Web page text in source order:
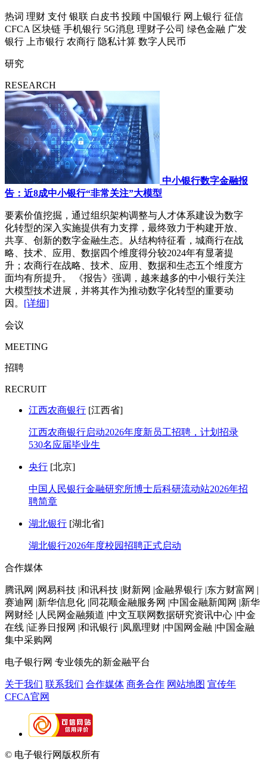
热词 理财 支付 银联 白皮书 投顾 中国银行 网上银行 征信
CFCA 区块链 手机银行 5G消息 理财子公司 绿色金融 广发
银行
上市银行 农商行 隐私计算 数字人民币
研究
RESEARCH
中小银行数字金融报
告：近8成中小银行“非常关注”大模型
要素价值挖掘，通过组织架构调整与人才体系建设为数字
化转型的深入实施提供有力支撑，最终致力于构建开放、
共享、创新的数字金融生态。从结构特征看，城商行在战
略、技术、应用、数据四个维度得分较2024年有显著提
升；农商行在战略、技术、应用、数据和生态五个维度方
面均有所提升。 《报告》强调，越来越多的中小银行关注
大模型技术进展，并将其作为推动数字化转型的重要动
因。 [详细]
会议
MEETING
招聘
RECRUIT
江西农商银行 [江西省]
江西农商银行启动2026年度新员工招聘，计划招录
530名应届毕业生
央行 [北京]
中国人民银行金融研究所博士后科研流动站2026年招
聘简章
湖北银行 [湖北省]
湖北银行2026年度校园招聘正式启动
合作媒体
腾讯网 |网易科技 |和讯科技 |财新网 |金融界银行 |东方财富网 |
赛迪网 |新华信息化 |同花顺金融服务网 |中国金融新闻网 |新华
网财经 |人民网金融频道 |中文互联网数据研究资讯中心 |中金
在线 |证券日报网 |和讯银行 |凤凰理财 |中国网金融 |中国金融
集中采购网
电子银行网 专业领先的新金融平台
关于我们 联系我们 合作媒体 商务合作 网站地图 宣传年
CFCA官网
© 电子银行网版权所有